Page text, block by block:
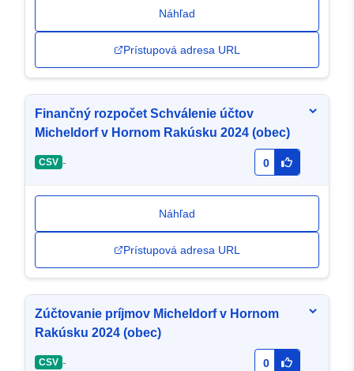
Náhľad
Prístupová adresa URL
Finančný rozpočet Schválenie účtov
Micheldorf v Hornom Rakúsku 2024 (obec)
CSV - 0
Náhľad
Prístupová adresa URL
Zúčtovanie príjmov Micheldorf v Hornom
Rakúsku 2024 (obec)
CSV - 0